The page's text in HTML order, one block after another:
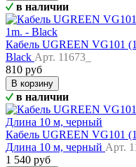
в наличии
Кабель UGREEN VG101
Black Арт. 11673_
810 руб
В корзину
в наличии
Кабель UGREEN VG101
Длина 10 м, черный Арт.
1 540 руб